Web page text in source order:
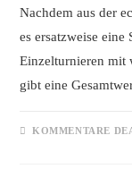
Nachdem aus der
es ersatzweise
Einzelturnieren mit
gibt eine
KOMMENTARE